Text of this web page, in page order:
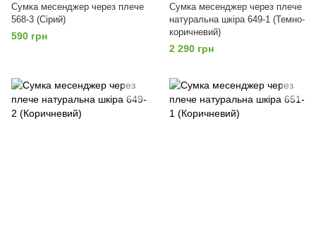
Сумка месенджер через плече
568-3 (Сірий)
590 грн
Сумка месенджер через плече
натуральна шкіра 649-1 (Темно-
коричневий)
2 290 грн